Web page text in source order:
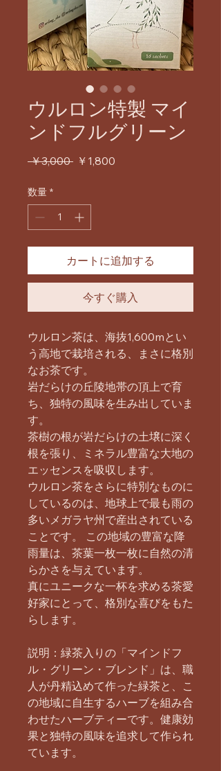
ウルロン特製 マイ
ンドフルグリーン
￥3,000 通
格
￥1,800
数量 *
カートに追加する
今すぐ購入
ウルロン茶は、海抜1,600mとい
う高地で栽培される、まさに格別
なお茶です。
岩だらけの丘陵地帯の頂上で育
ち、独特の風味を生み出していま
す。
茶樹の根が岩だらけの土壌に深く
根を張り、ミネラル豊富な大地の
エッセンスを吸収します。
ウルロン茶をさらに特別なものに
しているのは、地球上で最も雨の
多いメガラヤ州で産出されている
ことです。 この地域の豊富な降
雨量は、茶葉一枚一枚に自然の清
らかさを与えています。
真にユニークな一杯を求める茶愛
好家にとって、格別な喜びをもた
らします。
説明：緑茶入りの「マインドフ
ル・グリーン・ブレンド」は、職
人が丹精込めて作った緑茶と、こ
の地域に自生するハーブを組み合
わせたハーブティーです。健康効
果と独特の風味を追求して作られ
ています。